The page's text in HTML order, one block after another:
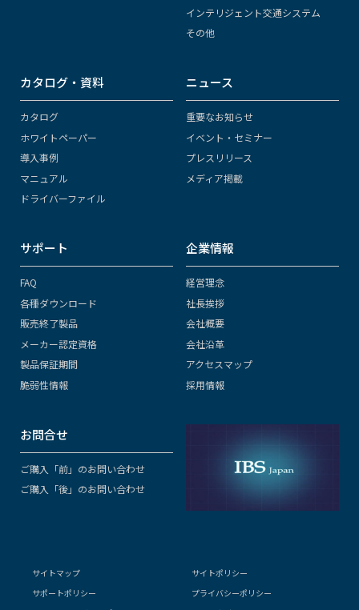
インテリジェント交通システム
その他
カタログ・資料
カタログ
ホワイトペーパー
導入事例
マニュアル
ドライバーファイル
ニュース
重要なお知らせ
イベント・セミナー
プレスリリース
メディア掲載
サポート
FAQ
各種ダウンロード
販売終了製品
メーカー認定資格
製品保証期間
脆弱性情報
企業情報
経営理念
社長挨拶
会社概要
会社沿革
アクセスマップ
採用情報
お問合せ
ご購入「前」のお問い合わせ
ご購入「後」のお問い合わせ
サイトマップ
サイトポリシー
サポートポリシー
プライバシーポリシー